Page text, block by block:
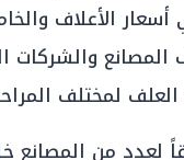
الأعلاف
لعدد من المصانع